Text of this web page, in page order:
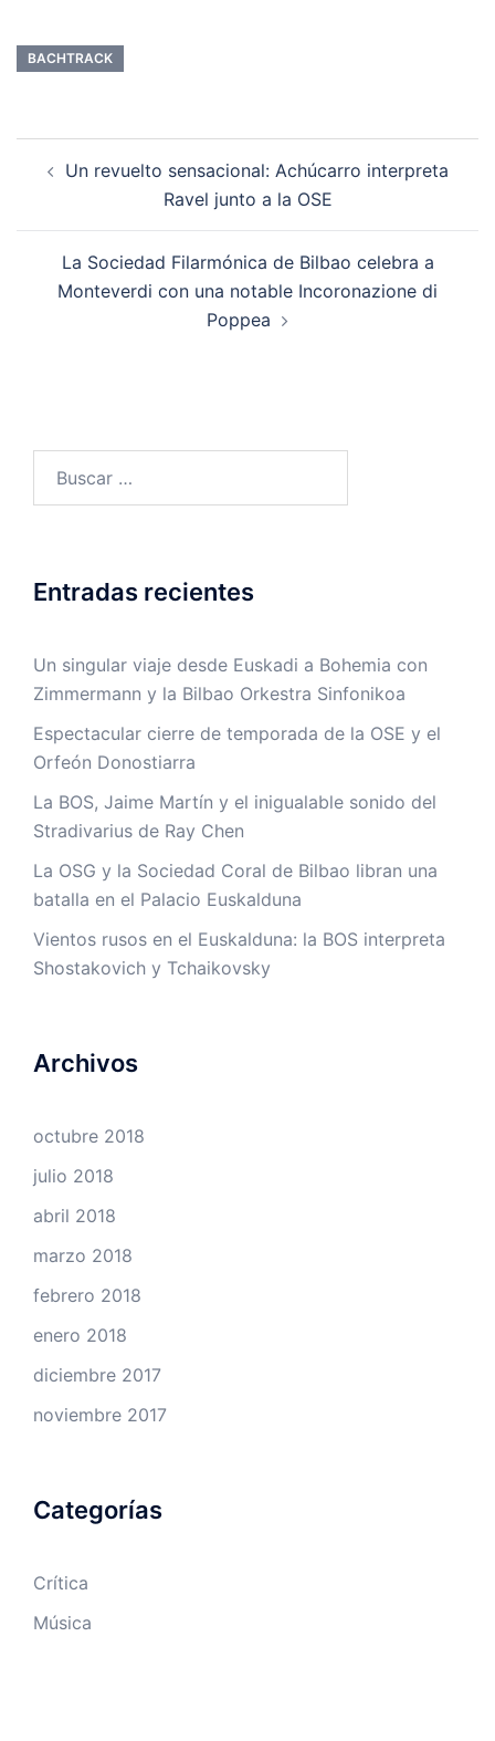
BACHTRACK
Un revuelto sensacional: Achúcarro interpreta
Ravel junto a la OSE
La Sociedad Filarmónica de Bilbao celebra a
Monteverdi con una notable Incoronazione di
Poppea
Entradas recientes
Un singular viaje desde Euskadi a Bohemia con
Zimmermann y la Bilbao Orkestra Sinfonikoa
Espectacular cierre de temporada de la OSE y el
Orfeón Donostiarra
La BOS, Jaime Martín y el inigualable sonido del
Stradivarius de Ray Chen
La OSG y la Sociedad Coral de Bilbao libran una
batalla en el Palacio Euskalduna
Vientos rusos en el Euskalduna: la BOS interpreta
Shostakovich y Tchaikovsky
Archivos
octubre 2018
julio 2018
abril 2018
marzo 2018
febrero 2018
enero 2018
diciembre 2017
noviembre 2017
Categorías
Crítica
Música